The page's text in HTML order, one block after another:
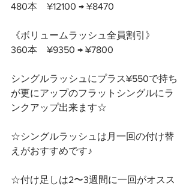
480本　¥12100 → ¥8470
《ボリュームラッシュ全員割引》
360本　¥9350 → ¥7800
シングルラッシュにプラス¥550で持ち
が更にアップのフラットシングルにラ
ンクアップ出来ます☆
☆シングルラッシュは月一回の付け替
えがおすすめです♪
☆付け足しは2〜3週間に一回がオスス